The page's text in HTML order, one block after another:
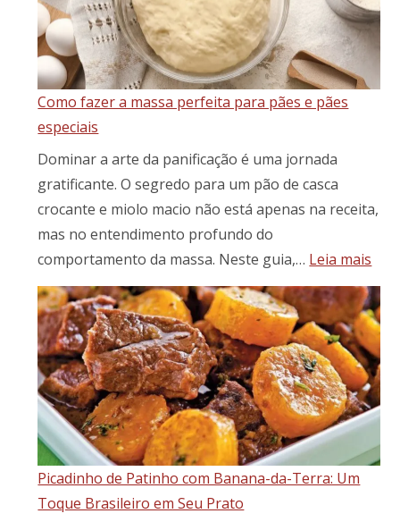
Como fazer a massa perfeita para pães e pães
especiais
Dominar a arte da panificação é uma jornada
gratificante. O segredo para um pão de casca
crocante e miolo macio não está apenas na receita,
mas no entendimento profundo do
comportamento da massa. Neste guia,… Leia mais
fazer
a
para
pães
pães
Picadinho de Patinho com Banana-da-Terra: Um
Toque Brasileiro em Seu Prato